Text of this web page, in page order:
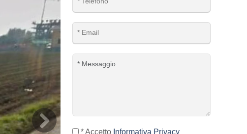
* Accetto Informativa Privacy